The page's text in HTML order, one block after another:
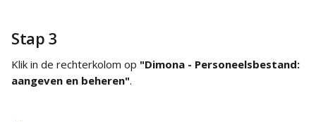
Stap 3
Klik in de rechterkolom op "Dimona - Personeelsbestand:
aangeven en beheren".